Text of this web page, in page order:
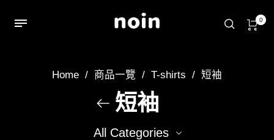
0
Home / 商品一覽 / T-shirts / 短袖
短袖
All Categories